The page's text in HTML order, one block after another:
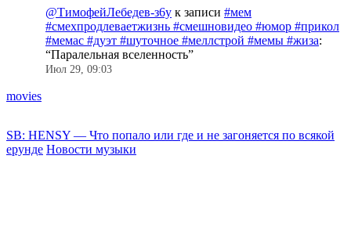
@ТимофейЛебедев-з6у к записи #мем
#смехпродлеваетжизнь #смешновидео #юмор #прикол
#мемас #дуэт #шуточное #меллстрой #мемы #жиза:
“Паралельная вселенность”
Июл 29, 09:03
movies
SB: HENSY — Что попало или где и не загоняется по всякой
ерунде Новости музыки